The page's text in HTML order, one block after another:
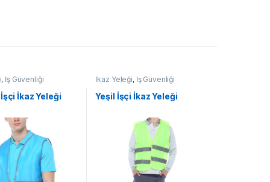
, İş Güvenliği
İkaz Yeleği
İkaz Yeleği, İş Güvenliği
Yeşil İşçi İkaz Yeleği